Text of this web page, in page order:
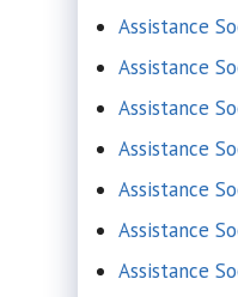
Assistance
Assistance
Assistance
Assistance
Assistance
Assistance
Assistance